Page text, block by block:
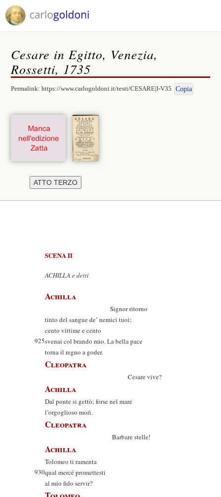
Cesare in Egitto, Venezia,
Rossetti, 1735
Permalink:https://www.carlogoldoni.it/testi/CESARE|I-V35 Copia
SCENA II
ACHILLA e detti
Achilla
Signor ritorno
tinto del sangue de’ nemici tuoi;
cento vittime e cento
925svenai col brando mio. La bella pace
torna il regno a goder.
Cleopatra
Cesare vive?
Achilla
Dal ponte si gettò; forse nel mare
l’orgoglioso morì.
Cleopatra
Barbare stelle!
Achilla
Tolomeo ti ramenta
930qual mercé promettesti
al mio fido servir?